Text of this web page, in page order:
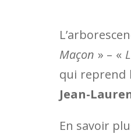
Maçon » – «
qui reprend
Jean-
En savoir